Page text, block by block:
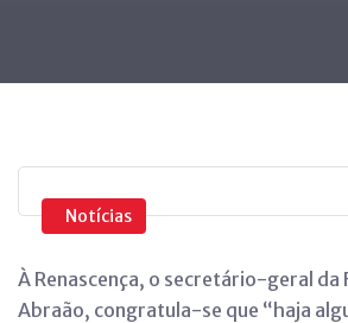
Notícias
À Renascença, o secretário-geral da
Abraão, congratula-se que “haja